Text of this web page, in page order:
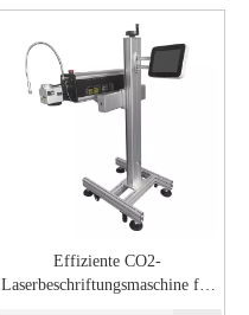
Effiziente CO2-
Laserbeschriftungsmaschine für